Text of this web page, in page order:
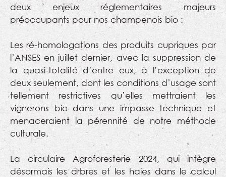
deux enjeux réglementaires majeurs
préoccupants pour nos champenois bio :
Les ré-homologations des produits cupriques par
l’ANSES en juillet dernier, avec la suppression de
la quasi-totalité d’entre eux, à l’exception de
deux seulement, dont les conditions d’usage sont
tellement restrictives qu’elles mettraient les
vignerons bio dans une impasse technique et
menaceraient la pérennité de notre méthode
culturale.
La circulaire Agroforesterie 2024, qui intègre
désormais les arbres et les haies dans le calcul